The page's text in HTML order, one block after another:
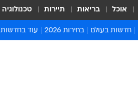
אוכל בריאות תיירות טכנולוגיה
חדשות בעולם בחירות 2026 עוד בחדשות